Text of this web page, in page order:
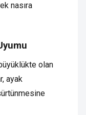
nasıra
olan
ayak